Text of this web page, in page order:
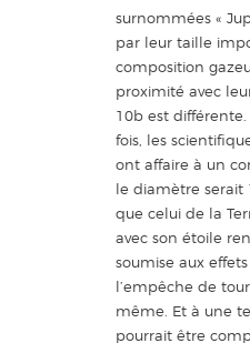
surnommées «
par leur taille
composition
proximité avec
10b est
fois, les
ont affaire à un
le diamètre serait
que celui de la
avec son étoile
soumise aux
l’empêche de
même. Et à une
pourrait être